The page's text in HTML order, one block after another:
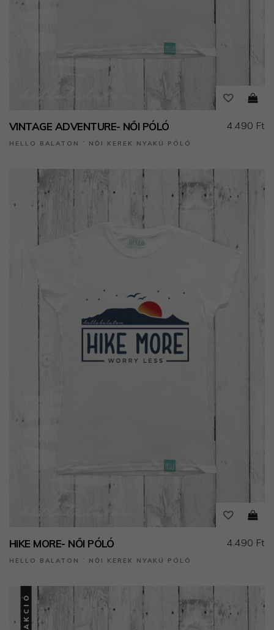
VINTAGE ADVENTURE- NŐI PÓLÓ
HELLO BALATON ˙ NŐI KEREK NYAKÚ PÓLÓ
4.490 Ft
HIKE MORE- NŐI PÓLÓ
HELLO BALATON ˙ NŐI KEREK NYAKÚ PÓLÓ
4.490 Ft
AKCIÓ